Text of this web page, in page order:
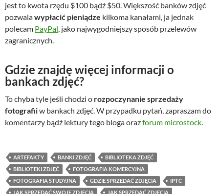
jest to kwota rzędu $100 bądź $50. Większość banków zdjęć
pozwalawypłacić pieniądze kilkoma kanałami, ja jednak
polecam PayPal, jako najwygodniejszy sposób przelewów
zagranicznych.
Gdzie znajdę więcej informacji o
bankach zdjęć?
To chyba tyle jeśli chodzi o rozpoczynanie sprzedaży
fotografiiw bankach zdjęć. W przypadku pytań, zapraszam do
komentarzy bądź lektury tego bloga orazforum microstock.
ARTEFAKTY BANKI ZDJĘĆ
BIBLIOTEKA ZDJĘĆ
BIBLIOTEKI ZDJĘĆ
FOTOGRAFIA KOMERCYJNA
FOTOGRAFIA STUDYJNA
GDZIE SPRZEDAĆ ZDJĘCIA
IPTC
JAK SPRZEDAĆ SWOJE ZDJĘCIA
JAK SPRZEDAĆ ZDJĘCIA